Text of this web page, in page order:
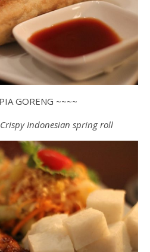
GORENG ~~~~
Crispy Indonesian spring roll